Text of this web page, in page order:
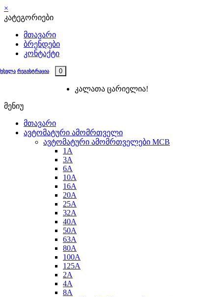
×
კატეგორიები
მთავარი
ბრენდები
კონტაქტი
რეგისტრაცია 0
კალათა ცარიელია!
მენიუ
მთავარი
ავტომატური ამომრთველი
ავტომატური ამომრთველები MCB
1A
3A
6A
10A
16A
20A
25А
32A
40A
50A
63A
80A
100A
125A
2A
4A
8A